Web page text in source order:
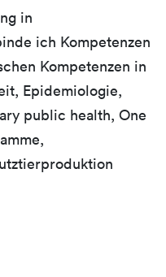
in
ich Kompetenzen
Kompetenzen in
Epidemiologie,
public health, One
Seitenanfang